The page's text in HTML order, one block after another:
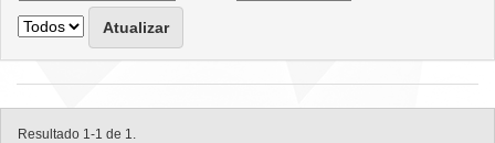
Resultado 1-1 de 1.